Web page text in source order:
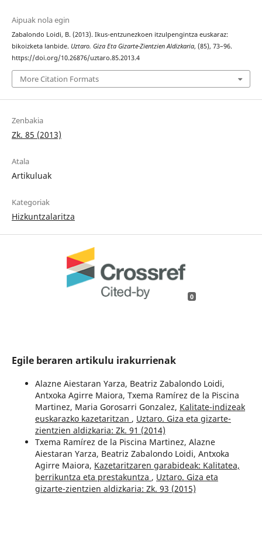
Aipuak nola egin
Zabalondo Loidi, B. (2013). Ikus-entzunezkoen itzulpengintza euskaraz:
bikoizketa lanbide. Uztaro. Giza Eta Gizarte-Zientzien Aldizkaria, (85), 73–96.
https://doi.org/10.26876/uztaro.85.2013.4
More Citation Formats
Zenbakia
Zk. 85 (2013)
Atala
Artikuluak
Kategoriak
Hizkuntzalaritza
0
Egile beraren artikulu irakurrienak
Alazne Aiestaran Yarza, Beatriz Zabalondo Loidi,
Antxoka Agirre Maiora, Txema Ramírez de la Piscina
Martinez, Maria Gorosarri Gonzalez, Kalitate-indizeak
euskarazko kazetaritzan , Uztaro. Giza eta gizarte-
zientzien aldizkaria: Zk. 91 (2014)
Txema Ramírez de la Piscina Martinez, Alazne
Aiestaran Yarza, Beatriz Zabalondo Loidi, Antxoka
Agirre Maiora, Kazetaritzaren garabideak: Kalitatea,
berrikuntza eta prestakuntza , Uztaro. Giza eta
gizarte-zientzien aldizkaria: Zk. 93 (2015)